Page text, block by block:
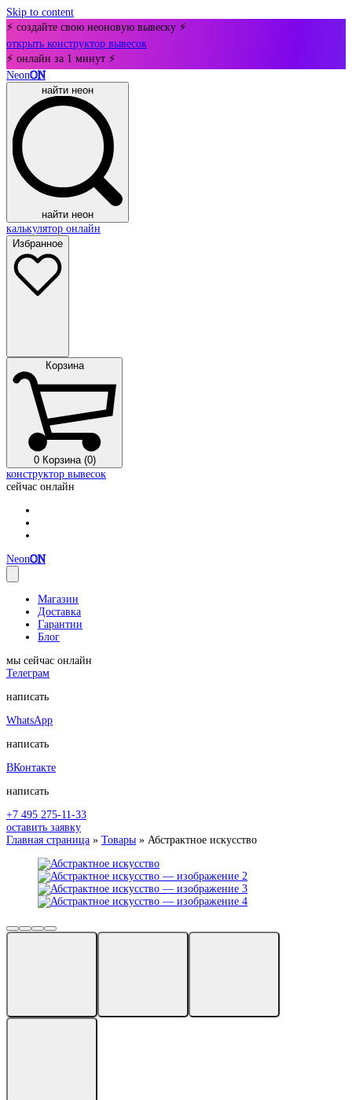
Skip to content
⚡ создайте свою неоновую вывеску ⚡
открыть конструктор вывесок
⚡ онлайн за 1 минут ⚡
NeonON
найти неон
найти неон
калькулятор онлайн
Избранное
Корзина
0 Корзина (0)
конструктор вывесок
сейчас онлайн
NeonON
Магазин
Доставка
Гарантии
Блог
мы сейчас онлайн
Телеграм
написать
WhatsApp
написать
ВКонтакте
написать
+7 495 275-11-33
оставить заявку
Главная страница » Товары » Абстрактное искусство